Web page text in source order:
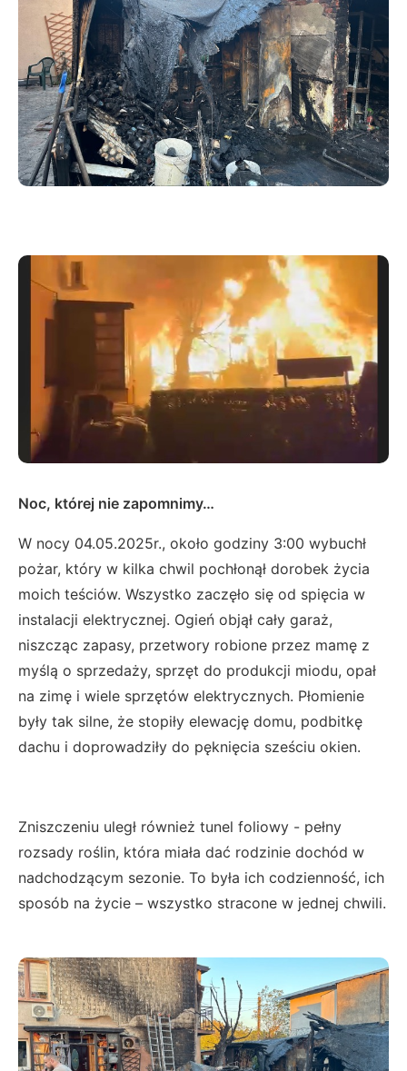
Noc, której nie zapomnimy…
W nocy 04.05.2025r., około godziny 3:00 wybuchł
pożar, który w kilka chwil pochłonął dorobek życia
moich teściów. Wszystko zaczęło się od spięcia w
instalacji elektrycznej. Ogień objął cały garaż,
niszcząc zapasy, przetwory robione przez mamę z
myślą o sprzedaży, sprzęt do produkcji miodu, opał
na zimę i wiele sprzętów elektrycznych. Płomienie
były tak silne, że stopiły elewację domu, podbitkę
dachu i doprowadziły do pęknięcia sześciu okien.
Zniszczeniu uległ również tunel foliowy - pełny
rozsady roślin, która miała dać rodzinie dochód w
nadchodzącym sezonie. To była ich codzienność, ich
sposób na życie – wszystko stracone w jednej chwili.